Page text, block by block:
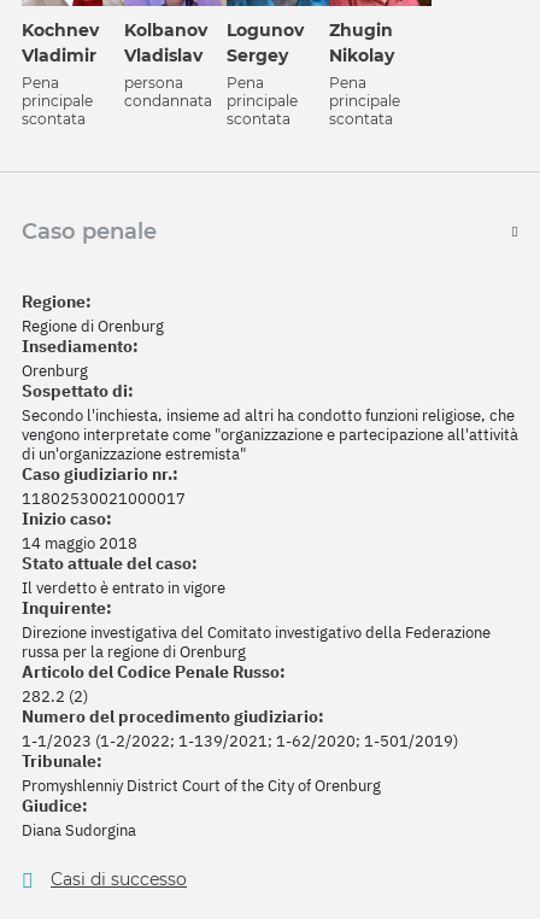
Kochnev
Vladimir
Pena
principale
scontata
Kolbanov
Vladislav
persona
condannata
Logunov
Sergey
Pena
principale
scontata
Zhugin
Nikolay
Pena
principale
scontata
Caso penale
Regione:
Regione di Orenburg
Insediamento:
Orenburg
Sospettato di:
Secondo l'inchiesta, insieme ad altri ha condotto funzioni religiose, che
vengono interpretate come "organizzazione e partecipazione all'attività
di un'organizzazione estremista"
Caso giudiziario nr.:
11802530021000017
Inizio caso:
14 maggio 2018
Stato attuale del caso:
Il verdetto è entrato in vigore
Inquirente:
Direzione investigativa del Comitato investigativo della Federazione
russa per la regione di Orenburg
Articolo del Codice Penale Russo:
282.2 (2)
Numero del procedimento giudiziario:
1-1/2023 (1-2/2022; 1-139/2021; 1-62/2020; 1-501/2019)
Tribunale:
Promyshlenniy District Court of the City of Orenburg
Giudice:
Diana Sudorgina
Casi di successo